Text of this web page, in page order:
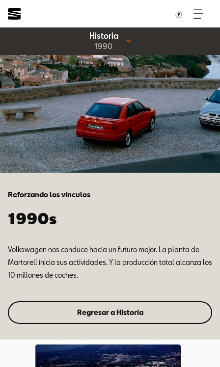
Historia
1990
Reforzando los vínculos
1990s
Volkswagen nos conduce hacia un futuro mejor. La planta de
Martorell inicia sus actividades. Y la producción total alcanza los
10 millones de coches.
Regresar a Historia